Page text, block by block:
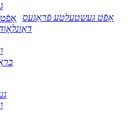
אָפֿט געשטעלטע פֿראַגעס